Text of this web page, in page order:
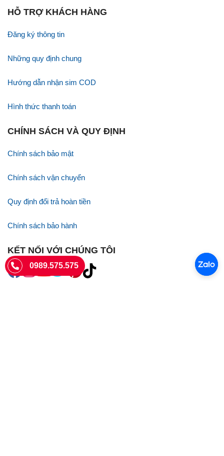
HỖ TRỢ KHÁCH HÀNG
Đăng ký thông tin
Những quy định chung
Hướng dẫn nhận sim COD
Hình thức thanh toán
CHÍNH SÁCH VÀ QUY ĐỊNH
Chính sách bảo mật
Chính sách vận chuyển
Quy định đổi trả hoàn tiền
Chính sách bảo hành
KẾT NỐI VỚI CHÚNG TÔI
0989.575.575